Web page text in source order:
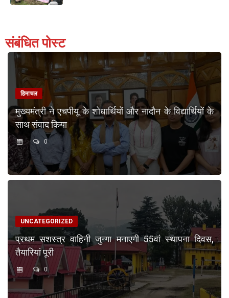
संबंधित पोस्ट
हिमाचल
मुख्यमंत्री ने एचपीयू के शोधार्थियों और नादौन के विद्यार्थियों के
साथ संवाद किया
0
UNCATEGORIZED
प्रथम सशस्त्र वाहिनी जुन्गा मनाएगी 55वां स्थापना दिवस,
तैयारियां पूरी
0